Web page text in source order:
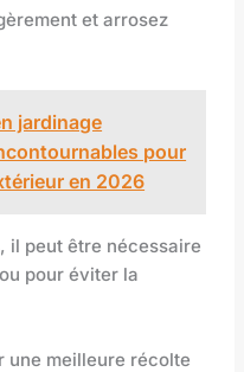
et arrosez
jardinage
pour
en 2026
il peut être nécessaire
pour éviter la
une meilleure récolte